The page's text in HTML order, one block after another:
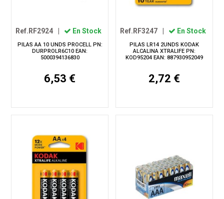
Ref.RF2924 En Stock
PILAS AA 10 UNDS PROCELL PN:
DURPROLR6C10 EAN:
5000394136830
6,53 €
Ref.RF3247 En Stock
PILAS LR14 2UNDS KODAK
ALCALINA XTRALIFE PN:
KOD95204 EAN: 887930952049
2,72 €